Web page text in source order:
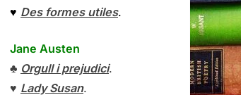
♥ Des formes utiles.
Jane Austen
♣ Orgull i prejudici.
♥ Lady Susan.